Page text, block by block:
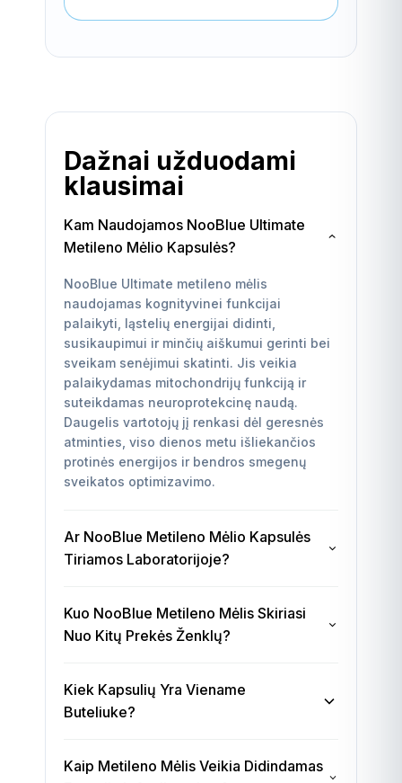
Dažnai užduodami
klausimai
Kam Naudojamos NooBlue Ultimate
Metileno Mėlio Kapsulės?
NooBlue Ultimate metileno mėlis
naudojamas kognityvinei funkcijai
palaikyti, ląstelių energijai didinti,
susikaupimui ir minčių aiškumui gerinti bei
sveikam senėjimui skatinti. Jis veikia
palaikydamas mitochondrijų funkciją ir
suteikdamas neuroprotekcinę naudą.
Daugelis vartotojų jį renkasi dėl geresnės
atminties, viso dienos metu išliekančios
protinės energijos ir bendros smegenų
sveikatos optimizavimo.
Ar NooBlue Metileno Mėlio Kapsulės
Tiriamos Laboratorijoje?
NooBlue metileno mėlio partija
nepriklausomoje laboratorijoje tiriama dėl
metileno mėlį, kurio grynumas 99,9 %+, o
visi produktai gaminami GMP sertifikuotose
skaidrumo.
Kuo NooBlue Metileno Mėlis Skiriasi
Nuo Kitų Prekės Ženklų?
įsipareigojimu kokybei ir skaidrumui.
Naudojame tik farmacinės kokybės USP
sunkiųjų metalų ir teršalų. Skirtingai nei
Kiek Kapsulių Yra Viename
Buteliuke?
kiekvienoje kapsulėje – 5mg farmacinės
Kaip Metileno Mėlis Veikia Didindamas